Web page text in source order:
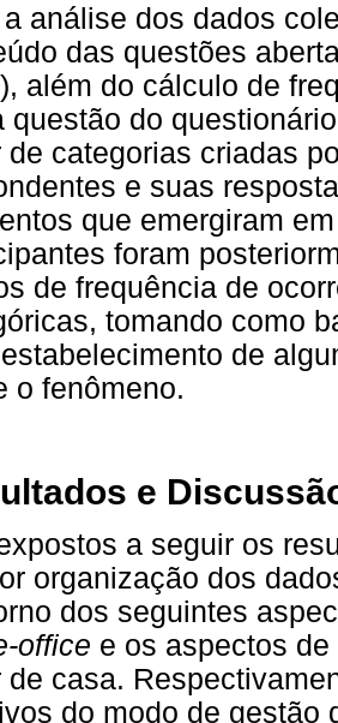
a análise dos dados
das questões
além do cálculo de
questão do
de categorias criadas
e suas
que emergiram
foram
de frequência de
tomando como
de
o fenômeno.
e
a seguir os
organização dos
dos seguintes
office e os aspectos
de casa.
do modo de gestão